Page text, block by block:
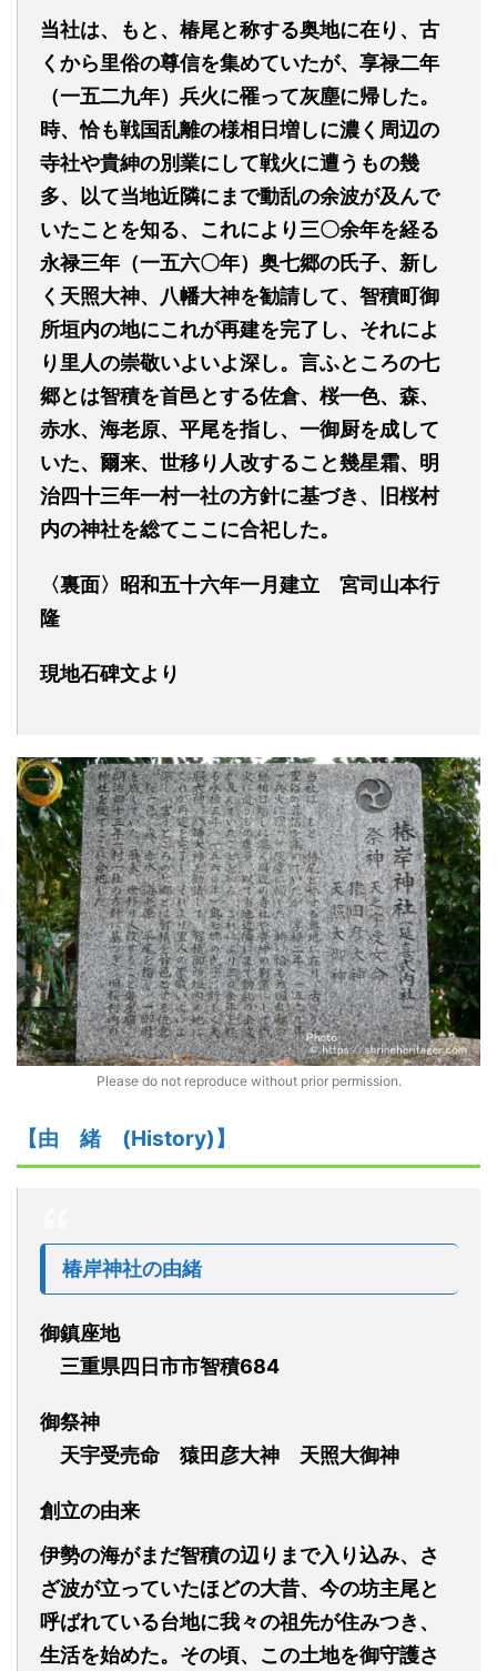
当社は、もと、 椿尾と称する奥地に在り、古
くから里俗の尊信を集めていたが、享禄二年
（一五二九年） 兵火に罹って灰塵に帰した。
時、恰も戦国乱離の様相日増しに濃く周辺の
寺社や貴紳の別業にして戦火に遭うもの幾
多、以て当地近隣にまで動乱の余波が及んで
いたことを知る、これにより三〇余年を経る
永禄三年 （一五六〇年） 奥七郷の氏子、新し
く天照大神、八幡大神を勧請して、智積町御
所垣内の地にこれが再建を完了し、それによ
り里人の崇敬いよいよ深し。言ふところの七
郷とは智積を首邑とする佐倉、桜一色、森、
赤水、海老原、平尾を指し、 一御厨を成して
いた、爾来、 世移り人改すること幾星霜、 明
治四十三年一村一社の方針に基づき、旧桜村
内の神社を総てここに合祀した。
〈裏面〉 昭和五十六年一月建立 宮司山本行
隆
現地石碑文より
Please do not reproduce without prior permission.
【由 緒 (History)】
椿岸神社の由緒
御鎮座地
三重県四日市市智積684
御祭神
天宇受売命 猿田彦大神 天照大御神
創立の由来
伊勢の海がまだ智積の辺りまで入り込み、さ
ざ波が立っていたほどの大昔、今の坊主尾と
呼ばれている台地に我々の祖先が住みつき、
生活を始めた。その頃、この土地を御守護さ